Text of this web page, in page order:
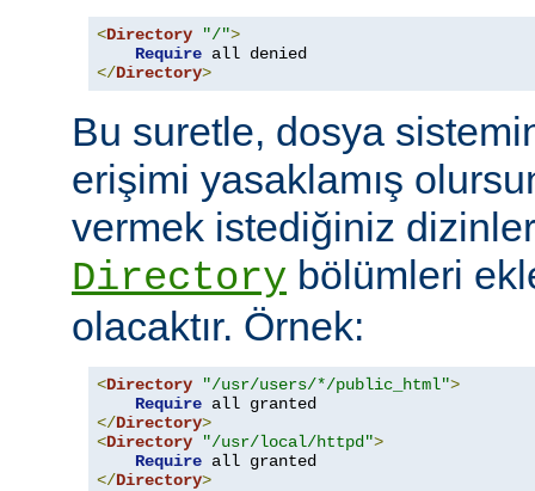
<Directory "/">
Require
</Directory>
Bu suretle, dosya
erişimi yasaklamış
vermek istediğiniz
Directory bölümleri
olacaktır. Örnek:
<Directory "/usr/users/*/public_html">
Require
</Directory>
<Directory "/usr/local/httpd">
Require
</Directory>